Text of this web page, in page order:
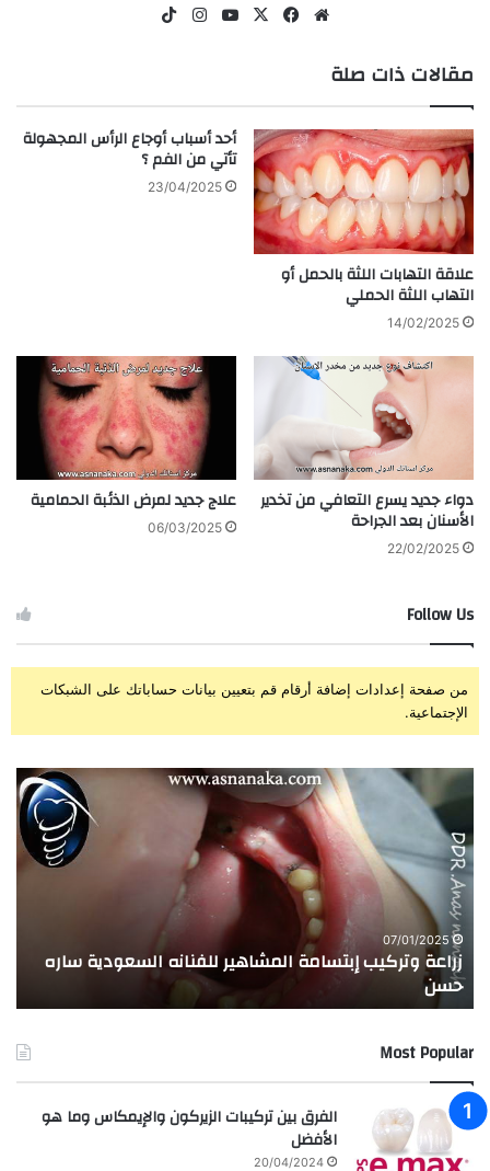
موقع
فيسبوك
‫X
‫YouTubeانستقرام
مقالات ذات صلة
علاقة التهابات اللثة بالحمل أو
التهاب اللثة الحملي
14/02/2025
أحد أسباب أوجاع الرأس المجهولة
تأتي من الفم ؟
23/04/2025
دواء جديد يسرع التعافي من تخدير
الأسنان بعد الجراحة
22/02/2025
علاج جديد لمرض الذئبة الحمامية
06/03/2025
Follow Us
من صفحة إعدادات إضافة أرقام قم بتعيين بيانات حساباتك على الشبكات
الإجتماعية.
زراعة
وتركيب
إبتسامة
المشاهير
للفنانه
السعودية
ساره
حسن07/01/2025
زراعة وتركيب إبتسامة المشاهير للفنانه السعودية ساره
حسن
Most Popular
الفرق بين تركيبات الزيركون والإيمكاس وما هو
الأفضل
20/04/2024